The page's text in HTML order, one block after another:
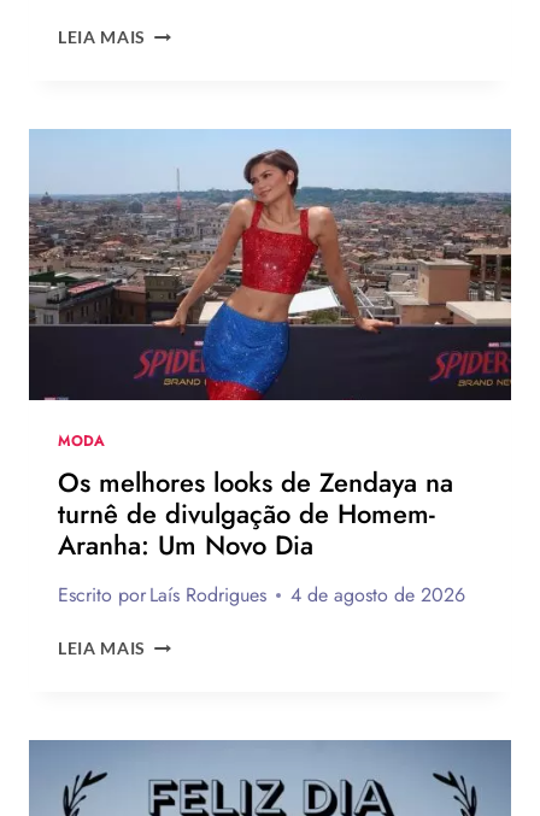
LEIA MAIS ROSÉ
ESTRELA
CAMPANHA
DA
LEVI’S
AO
LADO
DE
JOGADOR
DA
NBA
MODA
Os melhores looks de Zendaya na
turnê de divulgação de Homem-
Aranha: Um Novo Dia
Escrito porLaís Rodrigues 4 de agosto de 2026
LEIA MAIS OS
ZENDAYA
TURNÊ